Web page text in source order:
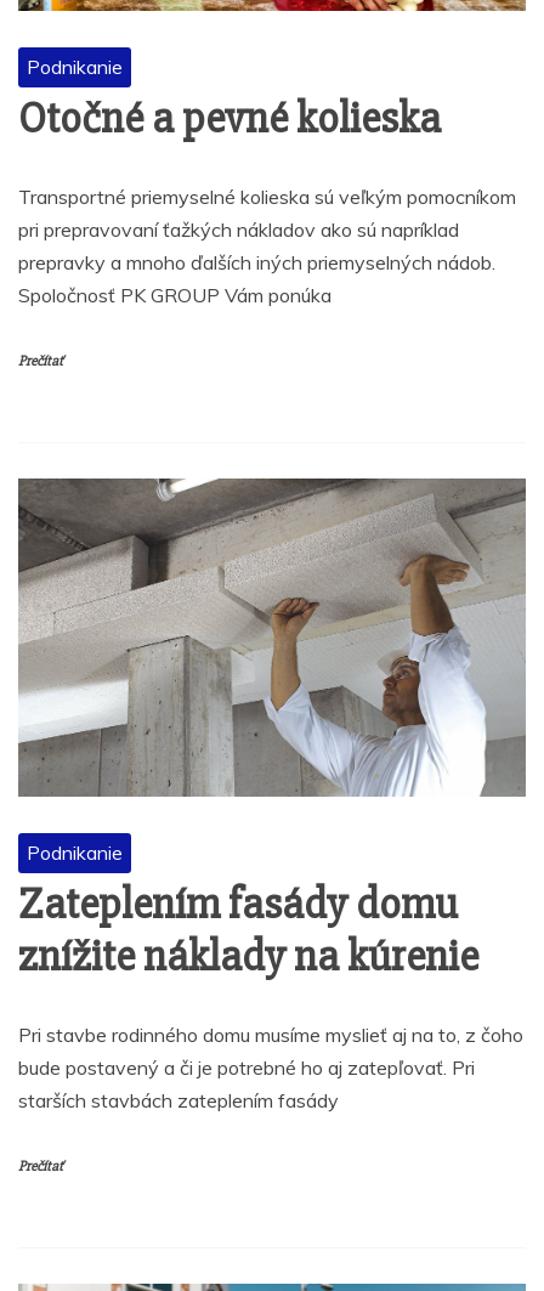
Podnikanie
Otočné a pevné kolieska
Transportné priemyselné kolieska sú veľkým pomocníkom
pri prepravovaní ťažkých nákladov ako sú napríklad
prepravky a mnoho ďalších iných priemyselných nádob.
Spoločnosť PK GROUP Vám ponúka
Prečítať
Podnikanie
Zateplením fasády domu
znížite náklady na kúrenie
Pri stavbe rodinného domu musíme myslieť aj na to, z čoho
bude postavený a či je potrebné ho aj zatepľovať. Pri
starších stavbách zateplením fasády
Prečítať